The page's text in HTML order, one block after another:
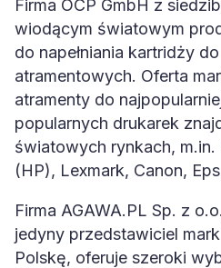
Firma OCP GmbH z
wiodącym światowym
do napełniania kartridży
atramentowych. Oferta
atramenty do
popularnych drukarek
światowych rynkach,
(HP), Lexmark, Canon,
Firma AGAWA.PL Sp. z
jedyny przedstawiciel
Polskę, oferuje szeroki